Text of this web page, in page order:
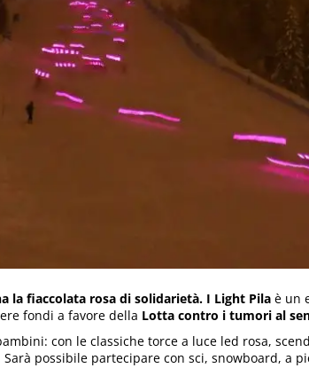
la fiaccolata rosa di solidarietà. I Light Pila è un
fondi a favore della Lotta contro i tumori al
con le classiche torce a luce led rosa,
possibile partecipare con sci, snowboard, a